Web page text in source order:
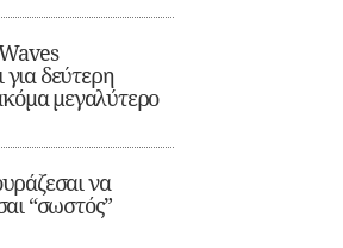
δεύτερη
μεγαλύτερο
να
“σωστός”